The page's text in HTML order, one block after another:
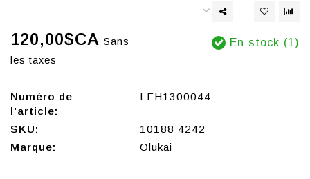
120,00$CA Sans
les taxes
En stock (1)
Numéro de
l'article:
LFH1300044
SKU:
10188 4242
Marque:
Olukai